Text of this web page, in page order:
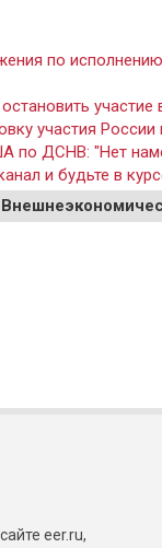
по
участия
по ДСНВ: "Нет
и будьте в
eer.ru,